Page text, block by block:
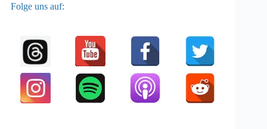
Folge uns auf: